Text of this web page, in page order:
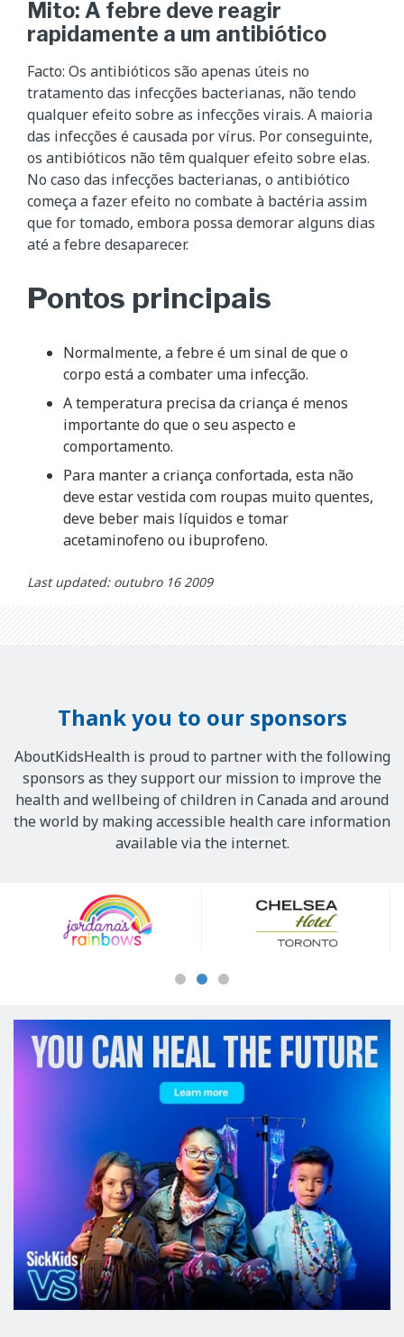
Mito: A febre deve reagir
rapidamente a um antibiótico
Facto: Os antibióticos são apenas úteis no
tratamento das infecções bacterianas, não tendo
qualquer efeito sobre as infecções virais. A maioria
das infecções é causada por vírus. Por conseguinte,
os antibióticos não têm qualquer efeito sobre elas.
No caso das infecções bacterianas, o antibiótico
começa a fazer efeito no combate à bactéria assim
que for tomado, embora possa demorar alguns dias
até a febre desaparecer.
Pontos principais
Normalmente, a febre é um sinal de que o
corpo está a combater uma infecção.
A temperatura precisa da criança é menos
importante do que o seu aspecto e
comportamento.
Para manter a criança confortada, esta não
deve estar vestida com roupas muito quentes,
deve beber mais líquidos e tomar
acetaminofeno ou ibuprofeno.
Last updated: outubro 16 2009
Thank you to our sponsors
AboutKidsHealth is proud to partner with the following
sponsors as they support our mission to improve the
health and wellbeing of children in Canada and around
the world by making accessible health care information
available via the internet.
Sponsors